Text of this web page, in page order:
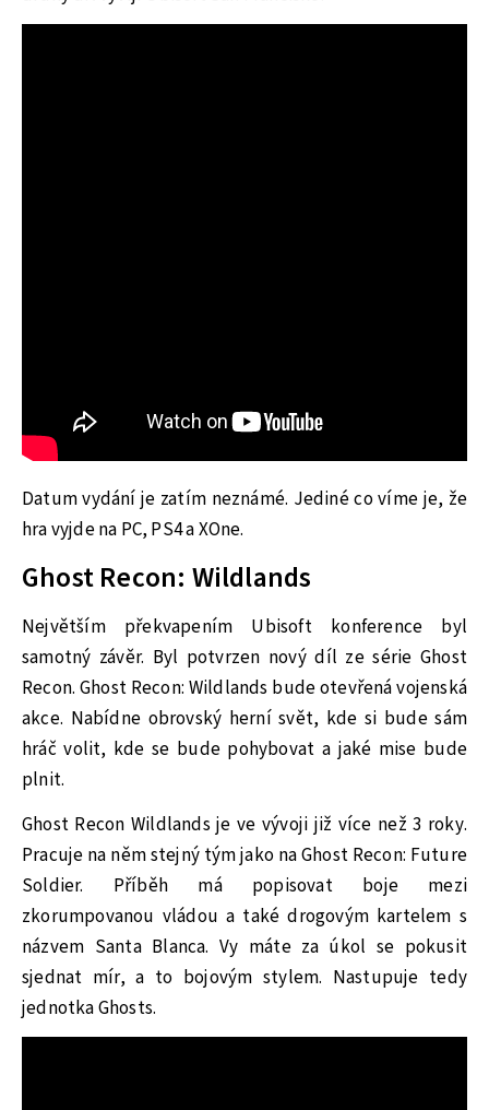
Datum vydání je zatím neznámé. Jediné co víme je, že
hra vyjde na PC, PS4 a XOne.
Ghost Recon: Wildlands
Největším překvapením Ubisoft konference byl
samotný závěr. Byl potvrzen nový díl ze série Ghost
Recon. Ghost Recon: Wildlands bude otevřená vojenská
akce. Nabídne obrovský herní svět, kde si bude sám
hráč volit, kde se bude pohybovat a jaké mise bude
plnit.
Ghost Recon Wildlands je ve vývoji již více než 3 roky.
Pracuje na něm stejný tým jako na Ghost Recon: Future
Soldier. Příběh má popisovat boje mezi
zkorumpovanou vládou a také drogovým kartelem s
názvem Santa Blanca. Vy máte za úkol se pokusit
sjednat mír, a to bojovým stylem. Nastupuje tedy
jednotka Ghosts.